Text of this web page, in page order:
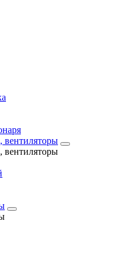
вентиляторы
вентиляторы